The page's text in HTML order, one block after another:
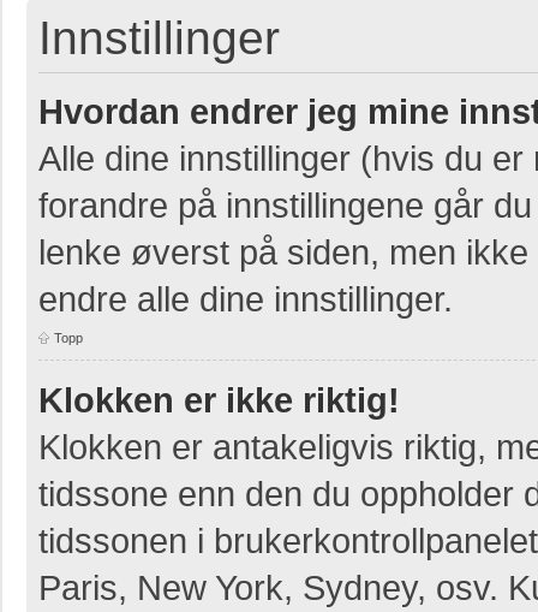
Innstillinger
Hvordan endrer jeg mine
Alle dine innstillinger (hvis du
forandre på innstillingene går
lenke øverst på siden, men
endre alle dine innstillinger.
Topp
Klokken er ikke riktig!
Klokken er antakeligvis riktig,
tidssone enn den du oppholder
tidssonen i
Paris, New York, Sydney, osv.